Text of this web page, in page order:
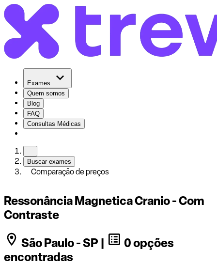
Exames
Quem somos
Blog
FAQ
Consultas Médicas
Buscar exames
Comparação de preços
Ressonância Magnetica Cranio - Com
Contraste
São Paulo - SP |
0 opções
encontradas